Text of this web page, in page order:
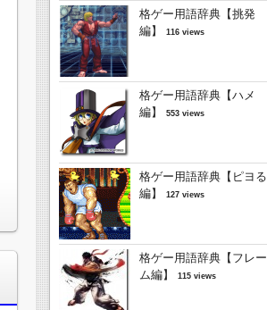
格ゲー用語辞典【挑発
編】
116 views
格ゲー用語辞典【ハメ
編】
553 views
格ゲー用語辞典【ピヨる
編】
127 views
格ゲー用語辞典【フレー
ム編】
115 views